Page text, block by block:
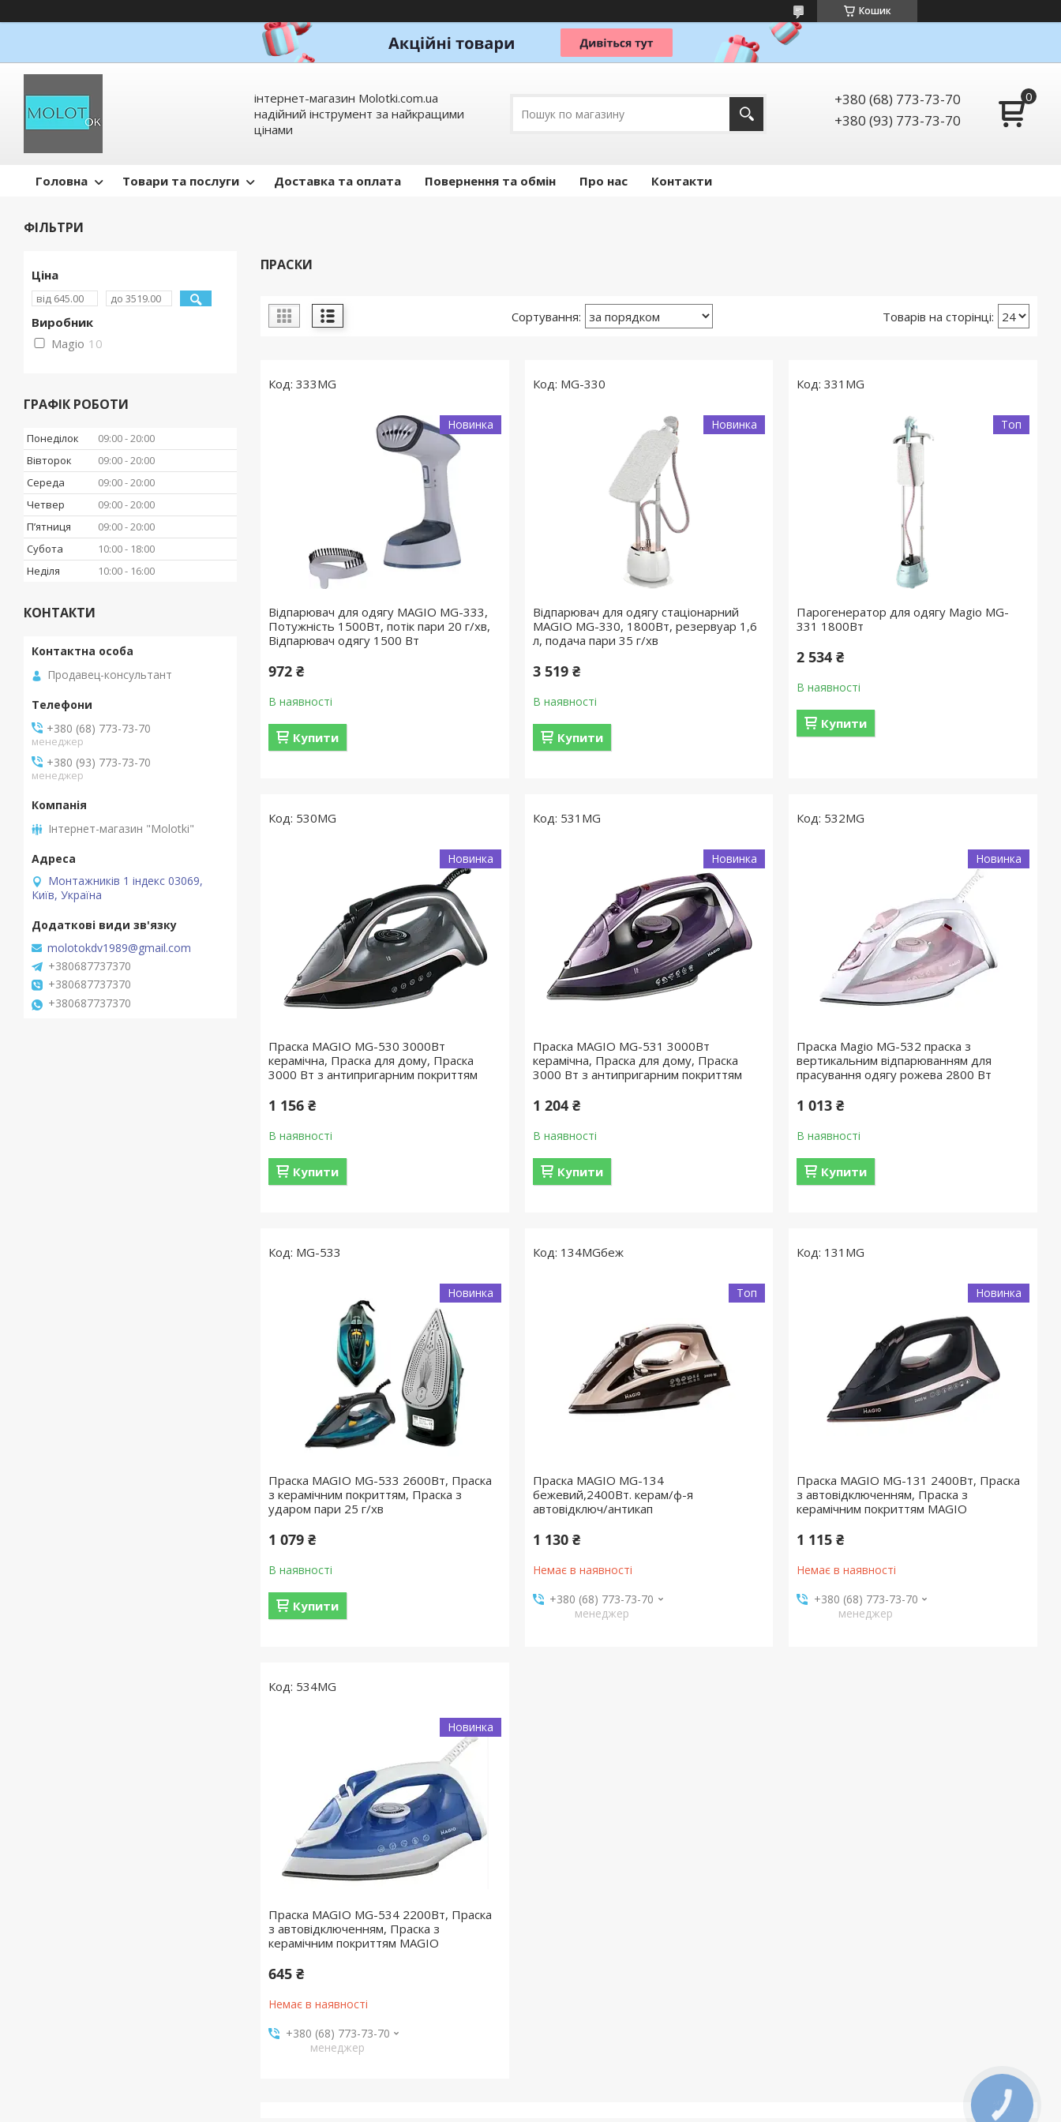
Кошик
інтернет-магазин Molotki.com.ua
надійний інструмент за найкращими
цінами
+380 (68) 773-73-70
+380 (93) 773-73-70
Головна Товари та послуги Доставка та оплата Повернення та обмін Про нас Контакти
ПРАСКИ
333MG
Новинка
Відпарювач для одягу MAGIO МG-333,
Потужність 1500Вт, потік пари 20 г/хв,
Відпарювач одягу 1500 Вт
972 ₴
В наявності
Купити
MG-330
Новинка
Відпарювач для одягу стаціонарний
MAGIO МG-330, 1800Вт, резервуар 1,6
л, подача пари 35 г/хв
3 519 ₴
В наявності
Купити
331MG
Топ
Парогенератор для одягу Magio MG-
331 1800Вт
2 534 ₴
В наявності
Купити
530МG
Новинка
Праска MAGIO MG-530 3000Вт
керамічна, Праска для дому, Праска
3000 Вт з антипригарним покриттям
1 156 ₴
В наявності
Купити
531МG
Новинка
Праска MAGIO MG-531 3000Вт
керамічна, Праска для дому, Праска
3000 Вт з антипригарним покриттям
1 204 ₴
В наявності
Купити
532МG
Новинка
Праска Magio MG-532 праска з
вертикальним відпарюванням для
прасування одягу рожева 2800 Вт
1 013 ₴
В наявності
Купити
MG-533
Новинка
Праска MAGIO MG-533 2600Вт, Праска
з керамічним покриттям, Праска з
ударом пари 25 г/хв
1 079 ₴
В наявності
Купити
134МGбеж
Топ
Праска MAGIO MG-134
бежевий,2400Вт. керам/ф-я
автовідключ/антикап
1 130 ₴
Немає в наявності
+380 (68) 773-73-70
менеджер
131МG
Новинка
Праска MAGIO МG-131 2400Вт, Праска
з автовідключенням, Праска з
керамічним покриттям MAGIO
1 115 ₴
Немає в наявності
+380 (68) 773-73-70
менеджер
534МG
Новинка
Праска MAGIO МG-534 2200Вт, Праска
з автовідключенням, Праска з
керамічним покриттям MAGIO
645 ₴
Немає в наявності
+380 (68) 773-73-70
менеджер
ФІЛЬТРИ
Ціна
Виробник
Magio 10
ГРАФІК РОБОТИ
Понеділок 09:00 20:00
Вівторок
09:00 20:00
Середа
09:00 20:00
Четвер
09:00 20:00
Пʼятниця
09:00 20:00
Субота
10:00
18:00
Неділя
10:00 16:00
КОНТАКТИ
Продавец-консультант
+380 (68) 773-73-70
менеджер
+380 (93) 773-73-70
менеджер
Інтернет-магазин "Molotki"
Монтажників 1 індекс 03069,
Київ, Україна
molotokdv1989@gmail.com
+380687737370
+380687737370
+380687737370